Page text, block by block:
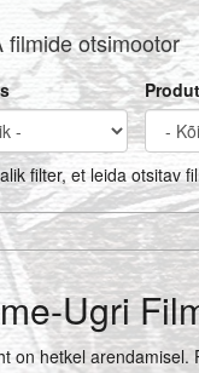
filmide otsimootor
filter, et leida otsitav
Ugri
on hetkel